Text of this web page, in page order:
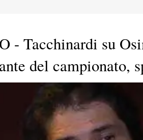
- Tacchinardi su
del campionato,